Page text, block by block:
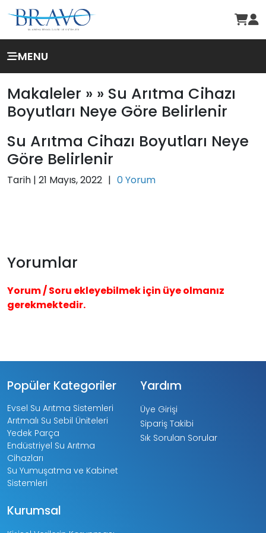
MENU
Makaleler » » Su Arıtma Cihazı
Boyutları Neye Göre Belirlenir
Su Arıtma Cihazı Boyutları Neye
Göre Belirlenir
Tarih | 21 Mayıs, 2022 | 0 Yorum
Yorumlar
Yorum / Soru ekleyebilmek için üye olmanız
gerekmektedir.
Popüler Kategoriler
Evsel Su Arıtma Sistemleri
Arıtmalı Su Sebil Üniteleri
Yedek Parça
Endüstriyel Su Arıtma
Cihazları
Su Yumuşatma ve Kabinet
Sistemleri
Yardım
Üye Girişi
Sipariş Takibi
Sık Sorulan Sorular
Kurumsal